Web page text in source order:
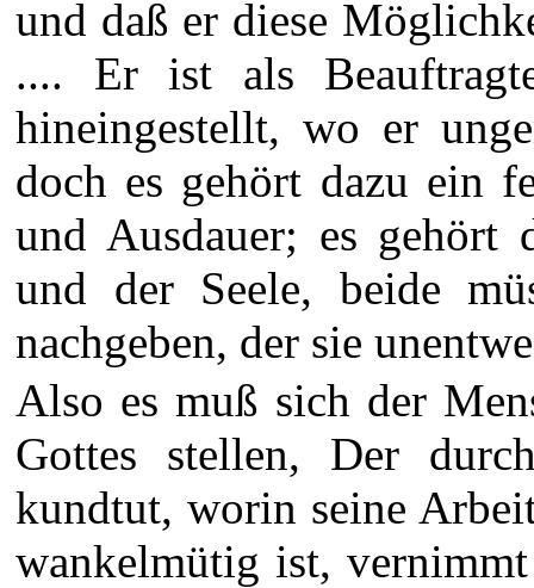
und daß er diese
.... Er ist als
hineingestellt, wo er
doch es gehört dazu ein
und Ausdauer; es gehört
und der Seele, beide
nachgeben, der sie
Also es muß sich der
Gottes stellen, Der
kundtut, worin seine
wankelmütig ist,